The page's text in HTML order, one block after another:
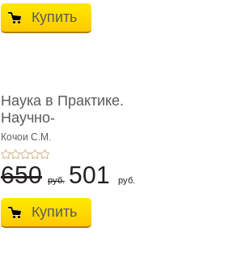
Купить
Наука в Практике.
Научно-
консультационные (пра
...
Кочои С.М.
650 руб. 501 руб.
Купить